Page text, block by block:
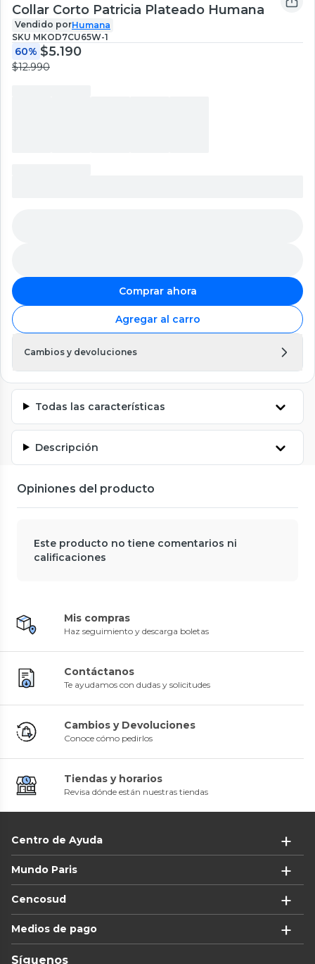
Collar Corto Patricia Plateado Humana
Vendido porHumana
SKU MKOD7CU65W-1
60% $5.190
$12.990
Comprar ahora
Agregar al carro
Cambios y devoluciones
Todas las características
Descripción
Opiniones del producto
Este producto no tiene comentarios ni
calificaciones
Mis compras
Haz seguimiento y descarga boletas
Contáctanos
Te ayudamos con dudas y solicitudes
Cambios y Devoluciones
Conoce cómo pedirlos
Tiendas y horarios
Revisa dónde están nuestras tiendas
Centro de Ayuda
Mundo Paris
Cencosud
Medios de pago
Síguenos